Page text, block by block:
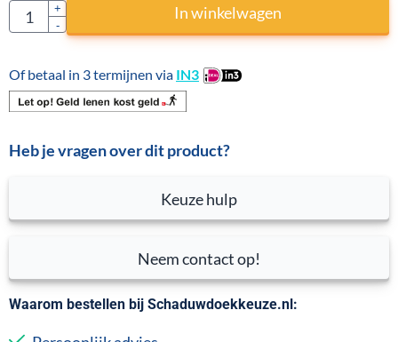
Aantal
+
-
In winkelwagen
Of betaal in 3 termijnen via IN3
Heb je vragen over dit product?
Neem contact op!
Keuze hulp
Waarom bestellen bij Schaduwdoekkeuze.nl: